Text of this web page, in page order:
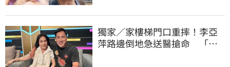
獨家／家樓梯門口重摔！李亞
萍路邊倒地急送醫搶命 「最